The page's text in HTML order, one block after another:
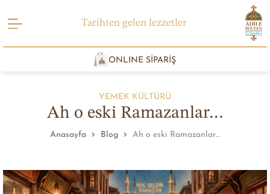
Tarihten gelen lezzetler
ONLINE SİPARİŞ
YEMEK KÜLTÜRÜ
Ah o eski Ramazanlar…
Anasayfa Blog Ah o eski Ramazanlar…